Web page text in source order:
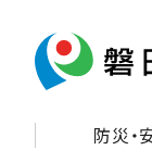
防災・